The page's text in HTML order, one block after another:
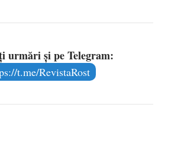
urmări și pe Telegram:
t.me/RevistaRost